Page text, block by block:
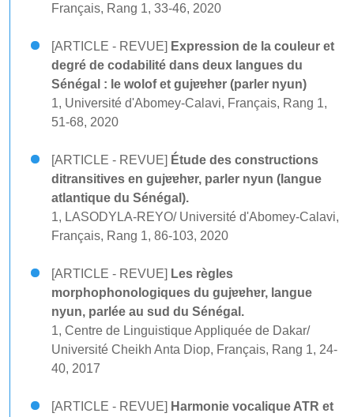
Français, Rang 1, 33-46, 2020
[ARTICLE - REVUE] Expression de la couleur et
degré de codabilité dans deux langues du
Sénégal : le wolof et gujɐɐhɐr (parler nyun)
1, Université d'Abomey-Calavi, Français, Rang 1,
51-68, 2020
[ARTICLE - REVUE] Étude des constructions
ditransitives en gujɐɐhɐr, parler nyun (langue
atlantique du Sénégal).
1, LASODYLA-REYO/ Université d'Abomey-Calavi,
Français, Rang 1, 86-103, 2020
[ARTICLE - REVUE] Les règles
morphophonologiques du gujɐɐhɐr, langue
nyun, parlée au sud du Sénégal.
1, Centre de Linguistique Appliquée de Dakar/
Université Cheikh Anta Diop, Français, Rang 1, 24-
40, 2017
[ARTICLE - REVUE] Harmonie vocalique ATR et